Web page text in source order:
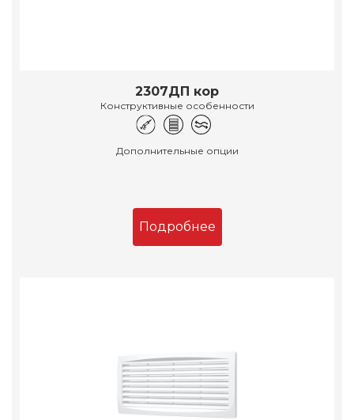
2307ДП кор
Конструктивные особенности
Дополнительные опции
Подробнее